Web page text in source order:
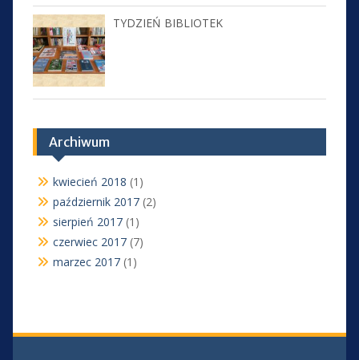
TYDZIEŃ BIBLIOTEK
Archiwum
kwiecień 2018 (1)
październik 2017(2)
sierpień 2017(1)
czerwiec 2017(7)
marzec 2017(1)